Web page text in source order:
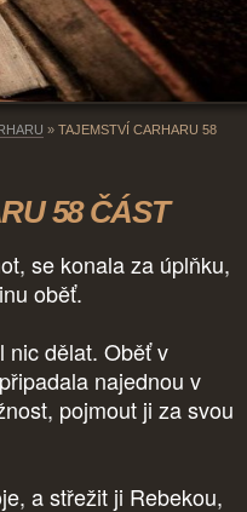
» TAJEMSTVÍ CARHARU 58
58 ČÁST
se konala za úplňku,
oběť.
nic dělat. Oběť v
najednou v
pojmout ji za svou
a střežit ji Rebekou,